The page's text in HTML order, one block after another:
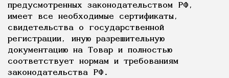
предусмотренных законодательством РФ,
имеет все необходимые сертификаты,
свидетельства о государственной
регистрации, иную разрешительную
документацию на Товар и полностью
соответствует нормам и требованиям
законодательства РФ.